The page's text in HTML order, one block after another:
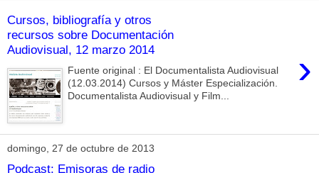
Cursos, bibliografía y otros
recursos sobre Documentación
Audiovisual, 12 marzo 2014
›
Fuente original : El Documentalista Audiovisual
(12.03.2014) Cursos y Máster Especialización.
Documentalista Audiovisual y Film...
domingo, 27 de octubre de 2013
Podcast: Emisoras de radio